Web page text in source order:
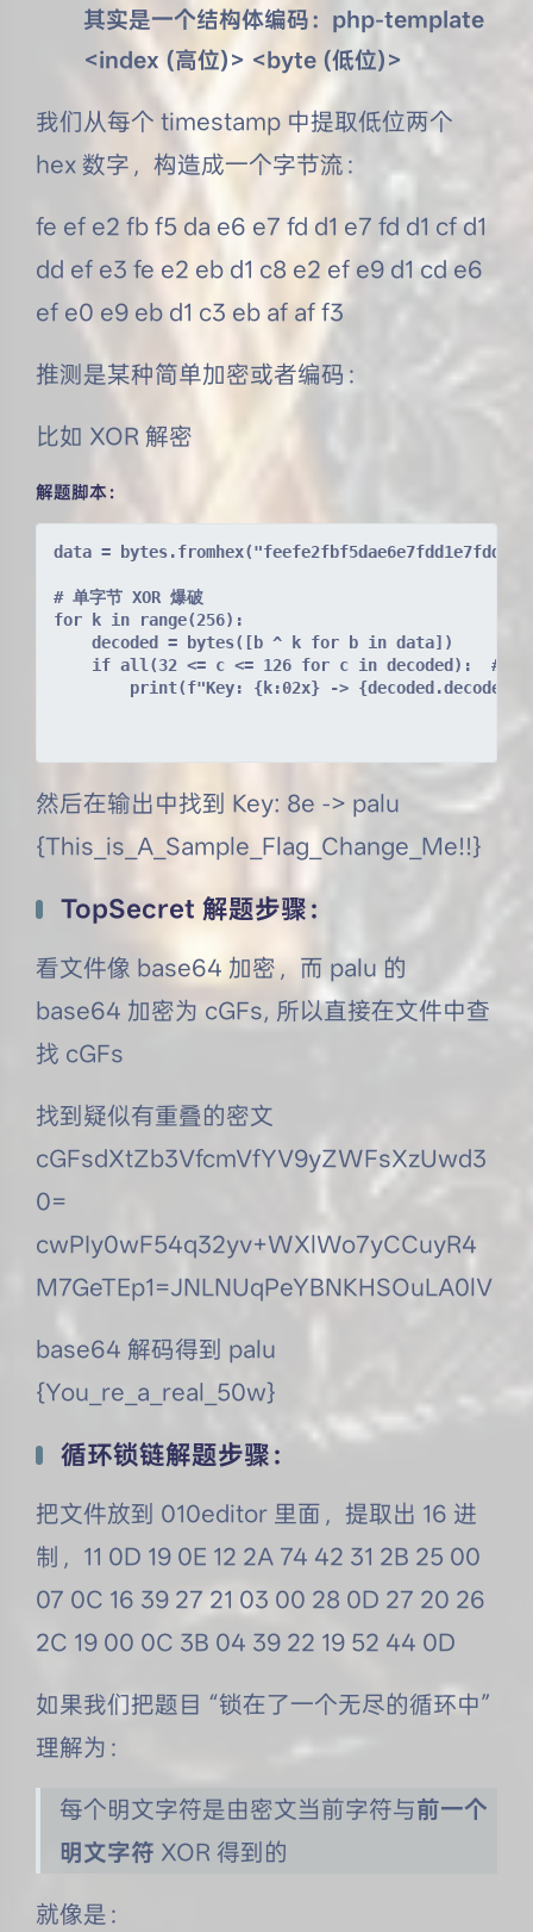
其实是一个结构体编码：php-template
<index (高位)> <byte (低位)>
我们从每个 timestamp 中提取低位两个
hex 数字，构造成一个字节流：
fe ef e2 fb f5 da e6 e7 fd d1 e7 fd d1 cf d1
dd ef e3 fe e2 eb d1 c8 e2 ef e9 d1 cd e6
ef e0 e9 eb d1 c3 eb af af f3
推测是某种简单加密或者编码：
比如 XOR 解密
解题脚本：
data =
# 单字节 XOR 爆破
for k in range(256):
decoded = bytes([b ^ k for b in data])
if all(32 <= c <= 126 for c in decoded):  # 可打
print(f"Key: {k:02x} ->
然后在输出中找到 Key: 8e -> palu
{This_is_A_Sample_Flag_Change_Me!!}
TopSecret 解题步骤：
看文件像 base64 加密，而 palu 的
base64 加密为 cGFs, 所以直接在文件中查
找 cGFs
找到疑似有重叠的密文
cGFsdXtZb3VfcmVfYV9yZWFsXzUwd3
0=
cwPIy0wF54q32yv+WXlWo7yCCuyR4
M7GeTEp1=JNLNUqPeYBNKHSOuLA0lV
base64 解码得到 palu
{You_re_a_real_50w}
循环锁链解题步骤：
把文件放到 010editor 里面，提取出 16 进
制，11 0D 19 0E 12 2A 74 42 31 2B 25 00
07 0C 16 39 27 21 03 00 28 0D 27 20 26
2C 19 00 0C 3B 04 39 22 19 52 44 0D
如果我们把题目 “锁在了一个无尽的循环中”
理解为：
每个明文字符是由密文当前字符与前一个
明文字符 XOR 得到的
就像是：